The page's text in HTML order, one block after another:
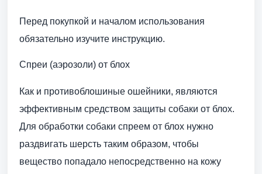
Перед покупкой и началом использования
обязательно изучите инструкцию.
Спреи (аэрозоли) от блох
Как и противоблошиные ошейники, являются
эффективным средством защиты собаки от блох.
Для обработки собаки спреем от блох нужно
раздвигать шерсть таким образом, чтобы
вещество попадало непосредственно на кожу